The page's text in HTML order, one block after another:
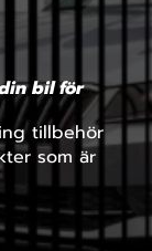
bil för
tillbehör
som är